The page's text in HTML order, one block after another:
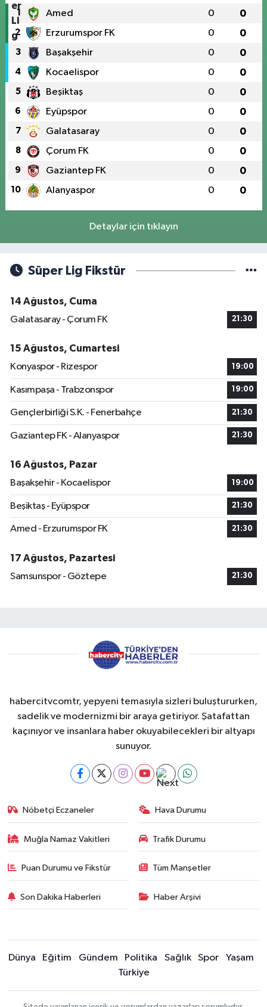
1 Amed 0 0
2 Erzurumspor FK 0 0
3 Başakşehir 0 0
4 Kocaelispor 0 0
5 Beşiktaş 0 0
6 Eyüpspor 0 0
7 Galatasaray 0 0
8 Çorum FK 0 0
9 Gaziantep FK 0 0
10 Alanyaspor 0 0
Detaylar için tıklayın
Süper Lig Fikstür
14 Ağustos, Cuma
Galatasaray - Çorum FK
21:30
15 Ağustos, Cumartesi
Konyaspor - Rizespor
19:00
Kasımpaşa - Trabzonspor 19:00
Gençlerbirliği S.K. - Fenerbahçe 21:30
Gaziantep FK - Alanyaspor 21:30
16 Ağustos, Pazar
Başakşehir - Kocaelispor
19:00
Beşiktaş - Eyüpspor 21:30
Amed - Erzurumspor FK 21:30
17 Ağustos, Pazartesi
Samsunspor - Göztepe
21:30
habercitvcomtr, yepyeni temasıyla sizleri buluştururken,
sadelik ve modernizmi bir araya getiriyor. Şatafattan
kaçınıyor ve insanlara haber okuyabilecekleri bir altyapı
sunuyor.
Nöbetçi Eczaneler Hava Durumu
Muğla Namaz Vakitleri Trafik Durumu
Puan Durumu ve Fikstür Tüm Manşetler
Son Dakika Haberleri Haber Arşivi
Dünya Eğitim Gündem Politika Sağlık Spor
Yaşam
Türkiye